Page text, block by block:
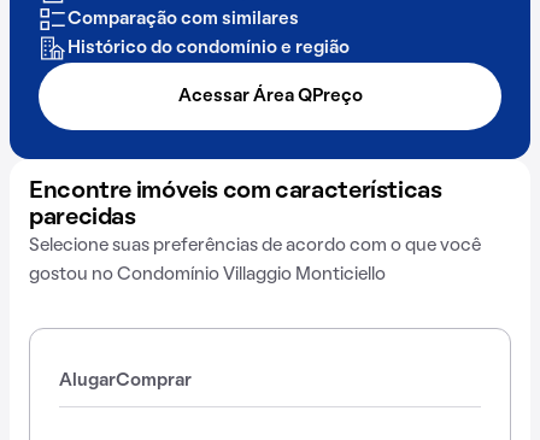
Comparação com similares
Histórico do condomínio e região
Acessar Área QPreço
Encontre imóveis com características
parecidas
Selecione suas preferências de acordo com o que você
gostou no Condomínio Villaggio Monticiello
AlugarComprar